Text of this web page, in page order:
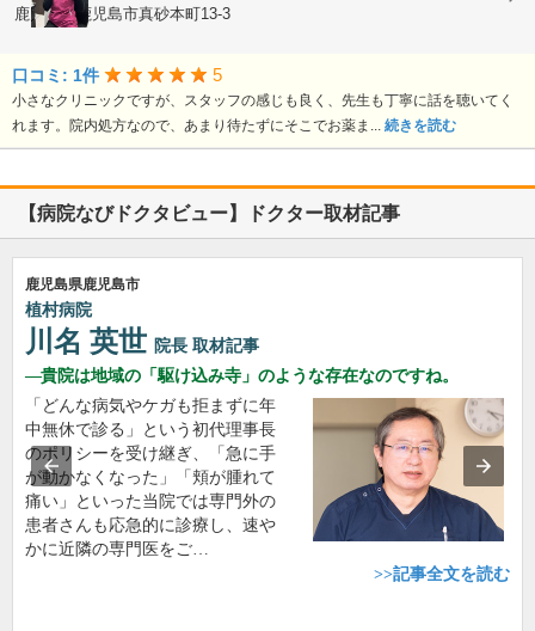
鹿児島県鹿児島市真砂本町13-3
口コミ: 1件 5
小さなクリニックですが、スタッフの感じも良く、先生も丁寧に話を聴いてく
れます。院内処方なので、あまり待たずにそこでお薬ま... 続きを読む
【病院なびドクタビュー】ドクター取材記事
鹿児島県鹿児島市
植村病院
川名 英世 院長 取材記事
貴院は地域の「駆け込み寺」のような存在なのですね。
「どんな病気やケガも拒まずに年
中無休で診る」という初代理事長
のポリシーを受け継ぎ、「急に手
が動かなくなった」「頬が腫れて
痛い」といった当院では専門外の
患者さんも応急的に診療し、速や
かに近隣の専門医をご…
>>記事全文を読む